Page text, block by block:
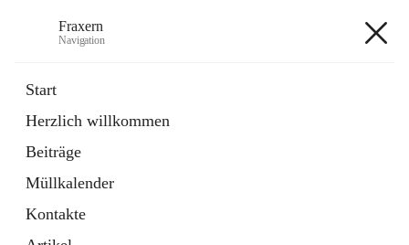
Fraxern
Navigation
Start
Herzlich willkommen
Beiträge
Müllkalender
Kontakte
Ordner
in
Tab
Formulare
Artikel
öffnet
in
neuem
Tab